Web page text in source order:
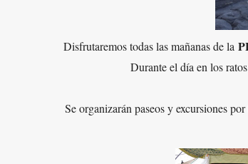
Disfrutaremos todas las mañanas de la
Durante el día en los
Se organizarán paseos y excursiones